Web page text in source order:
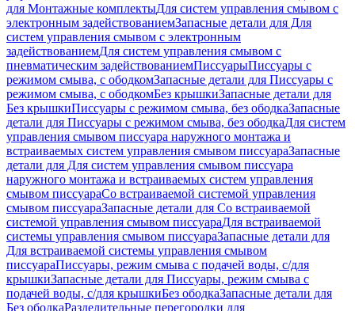
для Монтажные комплектыДля систем управления смывом с
электронным задействованиемЗапасные детали для Для
систем управления смывом с электронным
задействованиемДля систем управления смывом с
пневматическим задействованиемПиссуарыПиссуары с
режимом смыва, с ободкомЗапасные детали для Писсуары с
режимом смыва, с ободкомБез крышкиЗапасные детали для
Без крышкиПиссуары с режимом смыва, без ободкаЗапасные
детали для Писсуары с режимом смыва, без ободкаДля систем
управления смывом писсуара наружного монтажа и
встраиваемых систем управления смывом писсуараЗапасные
детали для Для систем управления смывом писсуара
наружного монтажа и встраиваемых систем управления
смывом писсуараСо встраиваемой системой управления
смывом писсуараЗапасные детали для Со встраиваемой
системой управления смывом писсуараДля встраиваемой
системы управления смывом писсуараЗапасные детали для
Для встраиваемой системы управления смывом
писсуараПиссуары, режим смыва с подачей воды, с/для
крышкиЗапасные детали для Писсуары, режим смыва с
подачей воды, с/для крышкиБез ободкаЗапасные детали для
Без ободкаРазделительные перегородки для